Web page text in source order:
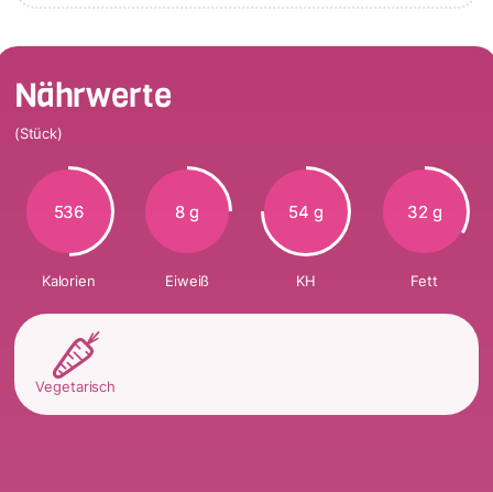
Nährwerte
(Stück)
536
Kalorien
8 g
Eiweiß
54 g
KH
32 g
Fett
Vegetarisch